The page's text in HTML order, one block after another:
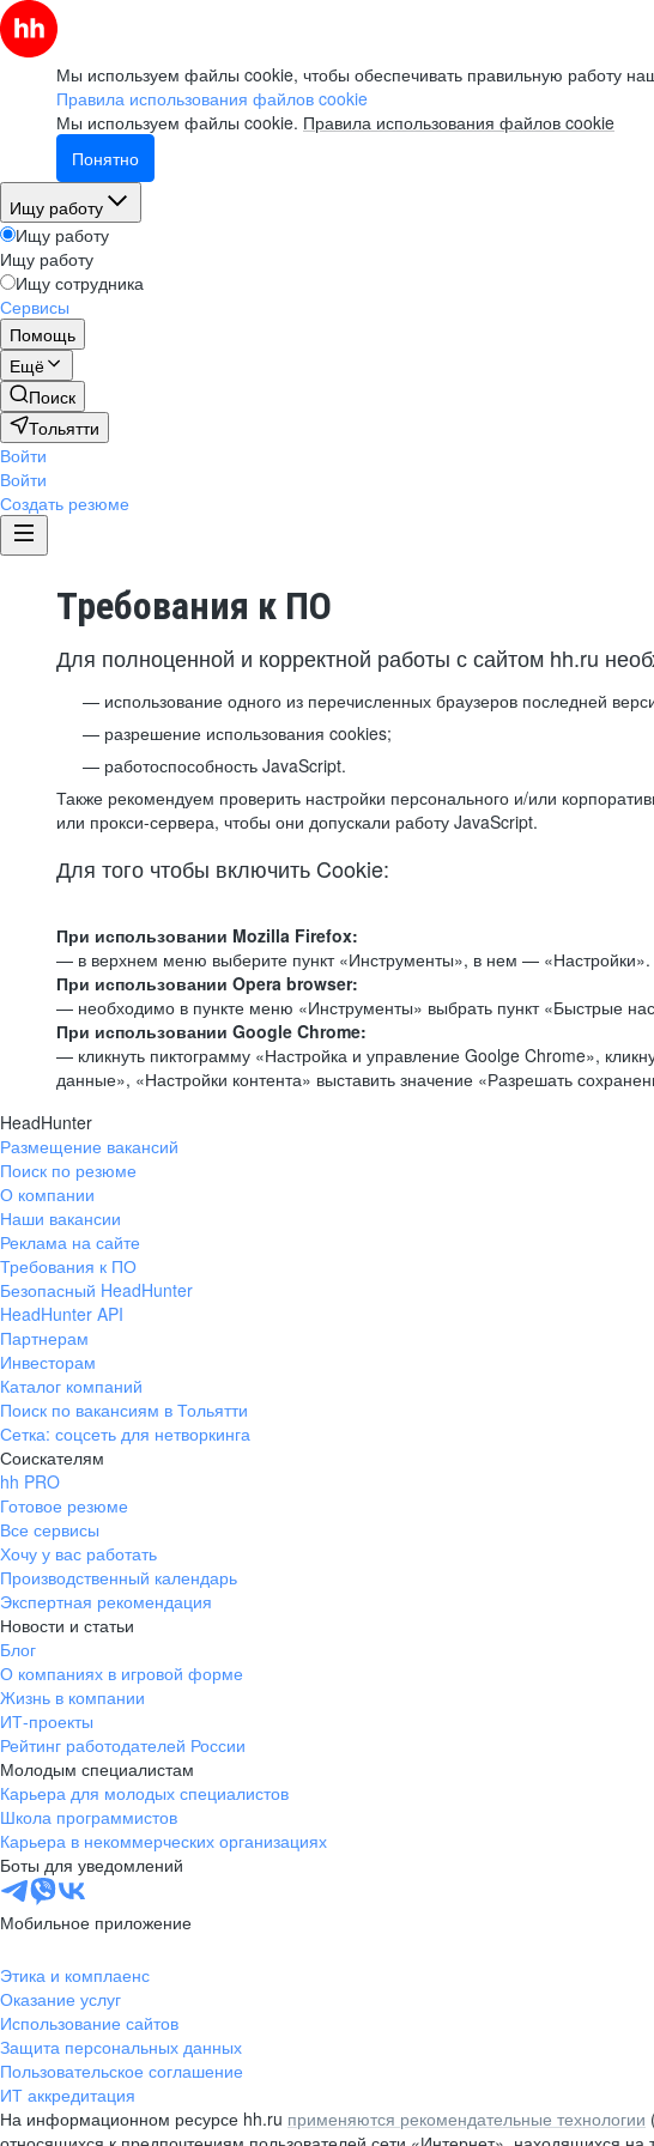
Мы используем файлы cookie, чтобы обеспечивать правильную работу
Правила использования файлов cookie
Мы используем файлы cookie. Правила использования файлов cookie
Понятно
Ищу работу
Ищу работу
Ищу работу
Ищу сотрудника
Сервисы
Помощь
Ещё
Поиск
Тольятти
Войти
Войти
Создать резюме
Требования к ПО
Для полноценной и корректной работы с сайтом hh.ru
использование одного из перечисленных браузеров последней
разрешение использования cookies;
работоспособность JavaScript.
Также рекомендуем проверить настройки персонального и/или
или прокси-сервера, чтобы они допускали работу JavaScript.
Для того чтобы включить Cookie:
При использовании Mozilla Firefox:
— в верхнем меню выберите пункт «Инструменты», в нем — «Настройки».
При использовании Opera browser:
— необходимо в пункте меню «Инструменты» выбрать пункт «Быстрые
При использовании Google Chrome:
— кликнуть пиктограмму «Настройка и управление Goolge Chrome»,
данные», «Настройки контента» выставить значение «Разрешать
HeadHunter
Размещение вакансий
Поиск по резюме
О компании
Наши вакансии
Реклама на сайте
Требования к ПО
Безопасный HeadHunter
HeadHunter API
Партнерам
Инвесторам
Каталог компаний
Поиск по вакансиям в Тольятти
Сетка: соцсеть для нетворкинга
Соискателям
hh PRO
Готовое резюме
Все сервисы
Хочу у вас работать
Производственный календарь
Экспертная рекомендация
Новости и статьи
Блог
О компаниях в игровой форме
Жизнь в компании
ИТ-проекты
Рейтинг работодателей России
Молодым специалистам
Карьера для молодых специалистов
Школа программистов
Карьера в некоммерческих организациях
Боты для уведомлений
Мобильное приложение
Этика и комплаенс
Оказание услуг
Использование сайтов
Защита персональных данных
Пользовательское соглашение
ИТ аккредитация
На информационном ресурсе hh.ru применяются рекомендательные технологии